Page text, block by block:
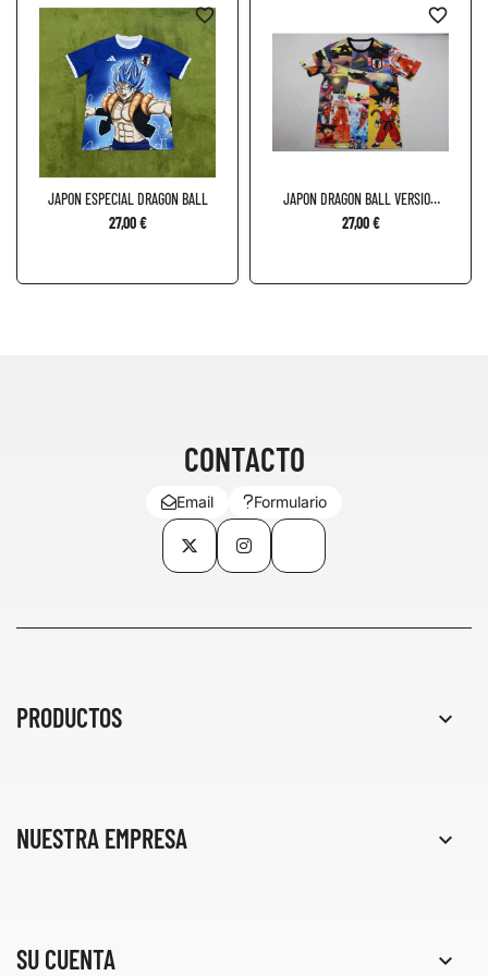
JAPON ESPECIAL DRAGON BALL
27,00 €
favorite_border
JAPON DRAGON BALL VERSION
2024
27,00 €
favorite_border
CONTACTO
Email Formulario
Twitter InstagramTikTok
PRODUCTOS 
NUESTRA EMPRESA 
SU CUENTA 